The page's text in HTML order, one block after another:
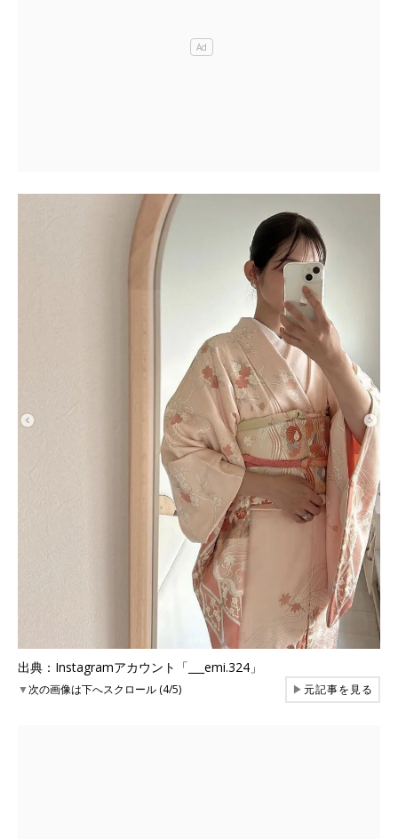
出典：Instagramアカウント「___emi.324」
▼次の画像は下へスクロール (4/5) ▶元記事を見る